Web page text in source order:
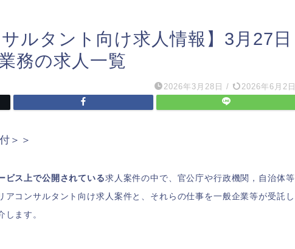
ルタント向け求人情報】3月27日
務の求人一覧
2026年3月28日 / 2026年6月2日
＞＞
ビス上で公開されている求人案件の中で、官公庁や行政機関，自治体等
アコンサルタント向け求人案件と、それらの仕事を一般企業等が受託し
ます。